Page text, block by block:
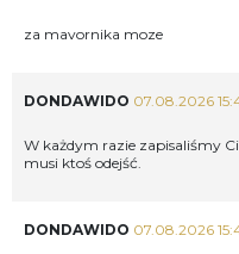
za mavornika moze
DONDAWIDO 07.08.2026
W każdym razie zapisaliśmy
musi ktoś odejść.
DONDAWIDO 07.08.2026